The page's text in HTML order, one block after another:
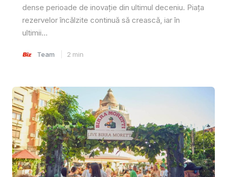
dense perioade de inovație din ultimul deceniu. Piața
rezervelor încălzite continuă să crească, iar în
ultimii...
Team 2 min